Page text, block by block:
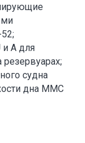
А для
резервуарах;
судна
дна MMC